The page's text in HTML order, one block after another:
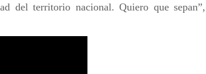
del territorio nacional. Quiero que sepan”,